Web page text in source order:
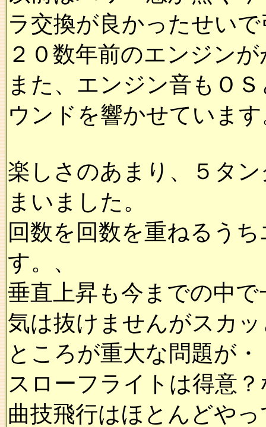
ラ交換が良かったせい
２０数年前のエンジン
また、エンジン音もＯ
ウンドを響かせていま
楽しさのあまり、５タ
まいました。
回数を回数を重ねるう
す。、
垂直上昇も今までの中
気は抜けませんがスカ
ところが重大な問題が
スローフライトは得意
曲技飛行はほとんどや